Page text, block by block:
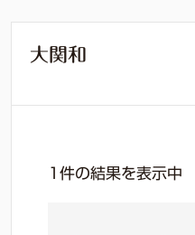
大関和
1件の結果を表示中